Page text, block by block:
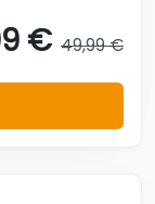
€ 49,99 €